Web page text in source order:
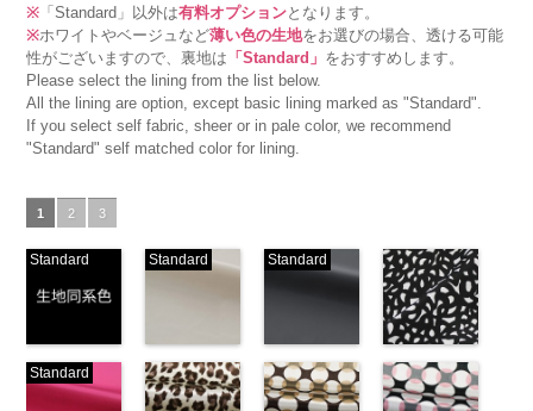
※ 「Standard」以外は有料オプションとなります。
※ホワイトやベージュなど薄い色の生地をお選びの場合、透ける可能
性がございますので、裏地は 「Standard」 をおすすめします。
Please select the lining from the list below.
All the lining are option, except basic lining marked as "Standard".
If you select self fabric, sheer or in pale color, we recommend
"Standard" self matched color for lining.
1 2 3
(-/TK)
http://www.anys.co.jp/wp-
Standard
(221/OT)
http://www.anys.co.jp/wp-
Standard
(19/OT)
http://www.anys.co.jp/wp-
Standard
ワイト模様
(KKP3601-
Standard